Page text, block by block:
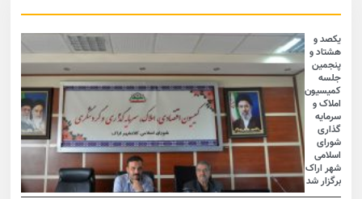
یکصد و
هشتاد و
پنجمین
جلسه
کمیسیون
املاک و
سرمایه
گذاری
شورای
اسلامی
شهر اراک
برگزار شد